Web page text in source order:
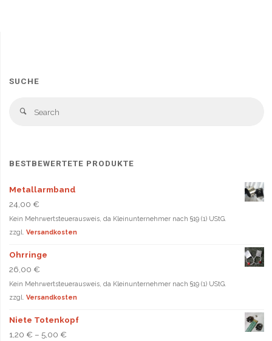
SUCHE
Search
BESTBEWERTETE PRODUKTE
Metallarmband
24,00 €
Kein Mehrwertsteuerausweis, da Kleinunternehmer nach §19 (1) UStG.
zzgl. Versandkosten
Ohrringe
26,00 €
Kein Mehrwertsteuerausweis, da Kleinunternehmer nach §19 (1) UStG.
zzgl. Versandkosten
Niete Totenkopf
1,20 € – 5,00 €